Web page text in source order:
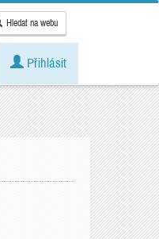
Hledat na webu
Přihlásit